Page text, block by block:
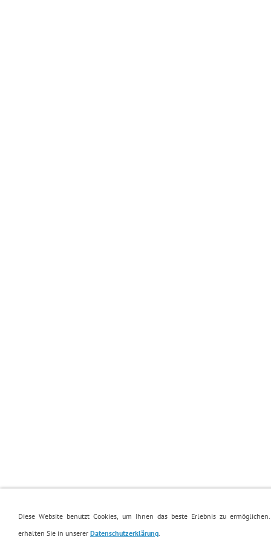
Diese Website benutzt Cookies, um Ihnen das beste Erlebnis zu
erhalten Sie in unserer Datenschutzerklärung.